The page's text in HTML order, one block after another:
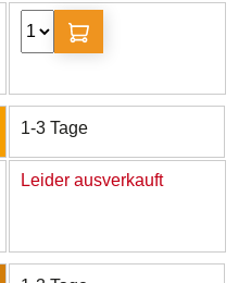
1-3 Tage
Leider ausverkauft